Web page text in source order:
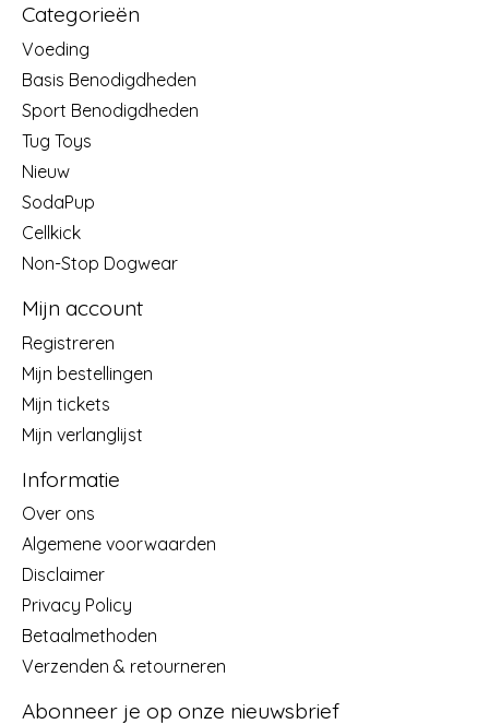
Categorieën
Voeding
Basis Benodigdheden
Sport Benodigdheden
Tug Toys
Nieuw
SodaPup
Cellkick
Non-Stop Dogwear
Mijn account
Registreren
Mijn bestellingen
Mijn tickets
Mijn verlanglijst
Informatie
Over ons
Algemene voorwaarden
Disclaimer
Privacy Policy
Betaalmethoden
Verzenden & retourneren
Abonneer je op onze nieuwsbrief